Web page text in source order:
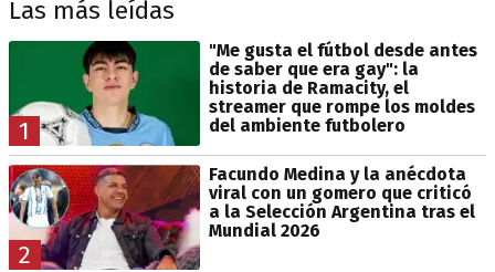
Las más leídas
1
"Me gusta el fútbol desde antes
de saber que era gay": la
historia de Ramacity, el
streamer que rompe los moldes
del ambiente futbolero
2
Facundo Medina y la anécdota
viral con un gomero que criticó
a la Selección Argentina tras el
Mundial 2026